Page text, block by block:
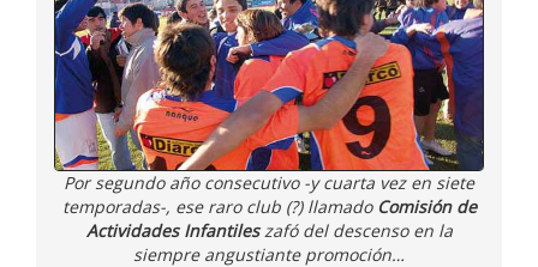
Por segundo año consecutivo -y cuarta vez en siete
temporadas-, ese raro club (?) llamado Comisión de
Actividades Infantileszafó del descenso en la
siempre angustiante promoción…